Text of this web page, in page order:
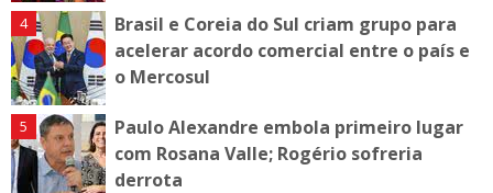
Brasil e Coreia do Sul criam grupo para
acelerar acordo comercial entre o país e
o Mercosul
Paulo Alexandre embola primeiro lugar
com Rosana Valle; Rogério sofreria
derrota